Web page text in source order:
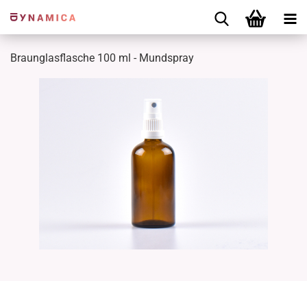
Braunglasflasche 100 ml - Mundspray